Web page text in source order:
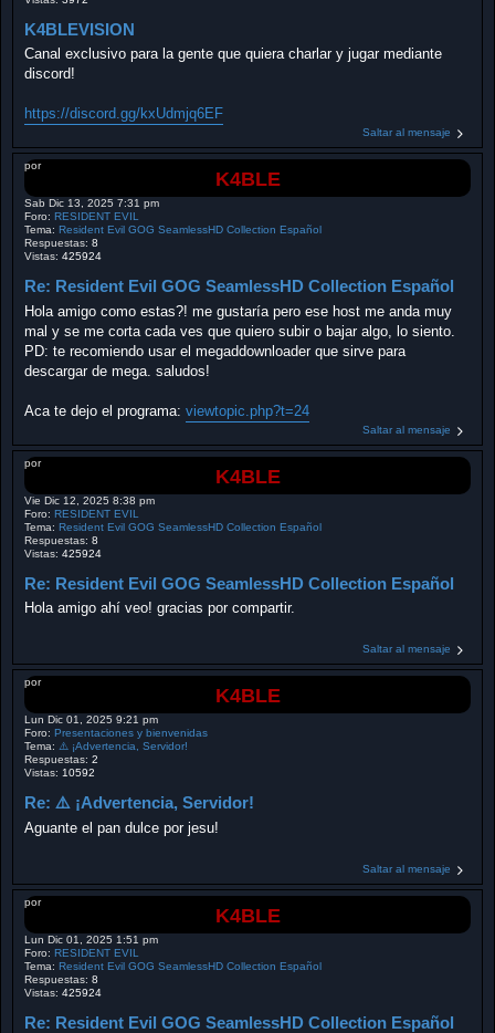
K4BLEVISION
Canal exclusivo para la gente que quiera charlar y jugar mediante
discord!
https://discord.gg/kxUdmjq6EF
Saltar al mensaje
por
K4BLE
Sab Dic 13, 2025 7:31 pm
Foro: RESIDENT EVIL
Tema: Resident Evil GOG SeamlessHD Collection Español
Respuestas: 8
Vistas: 425924
Re: Resident Evil GOG SeamlessHD Collection Español
Hola amigo como estas?! me gustaría pero ese host me anda muy
mal y se me corta cada ves que quiero subir o bajar algo, lo siento.
PD: te recomiendo usar el megaddownloader que sirve para
descargar de mega. saludos!
Aca te dejo el programa: viewtopic.php?t=24
Saltar al mensaje
por
K4BLE
Vie Dic 12, 2025 8:38 pm
Foro: RESIDENT EVIL
Tema: Resident Evil GOG SeamlessHD Collection Español
Respuestas: 8
Vistas: 425924
Re: Resident Evil GOG SeamlessHD Collection Español
Hola amigo ahí veo! gracias por compartir.
Saltar al mensaje
por
K4BLE
Lun Dic 01, 2025 9:21 pm
Foro: Presentaciones y bienvenidas
Tema: ⚠️ ¡Advertencia, Servidor!
Respuestas: 2
Vistas: 10592
Re: ⚠️ ¡Advertencia, Servidor!
Aguante el pan dulce por jesu!
Saltar al mensaje
por
K4BLE
Lun Dic 01, 2025 1:51 pm
Foro: RESIDENT EVIL
Tema: Resident Evil GOG SeamlessHD Collection Español
Respuestas: 8
Vistas: 425924
Re: Resident Evil GOG SeamlessHD Collection Español